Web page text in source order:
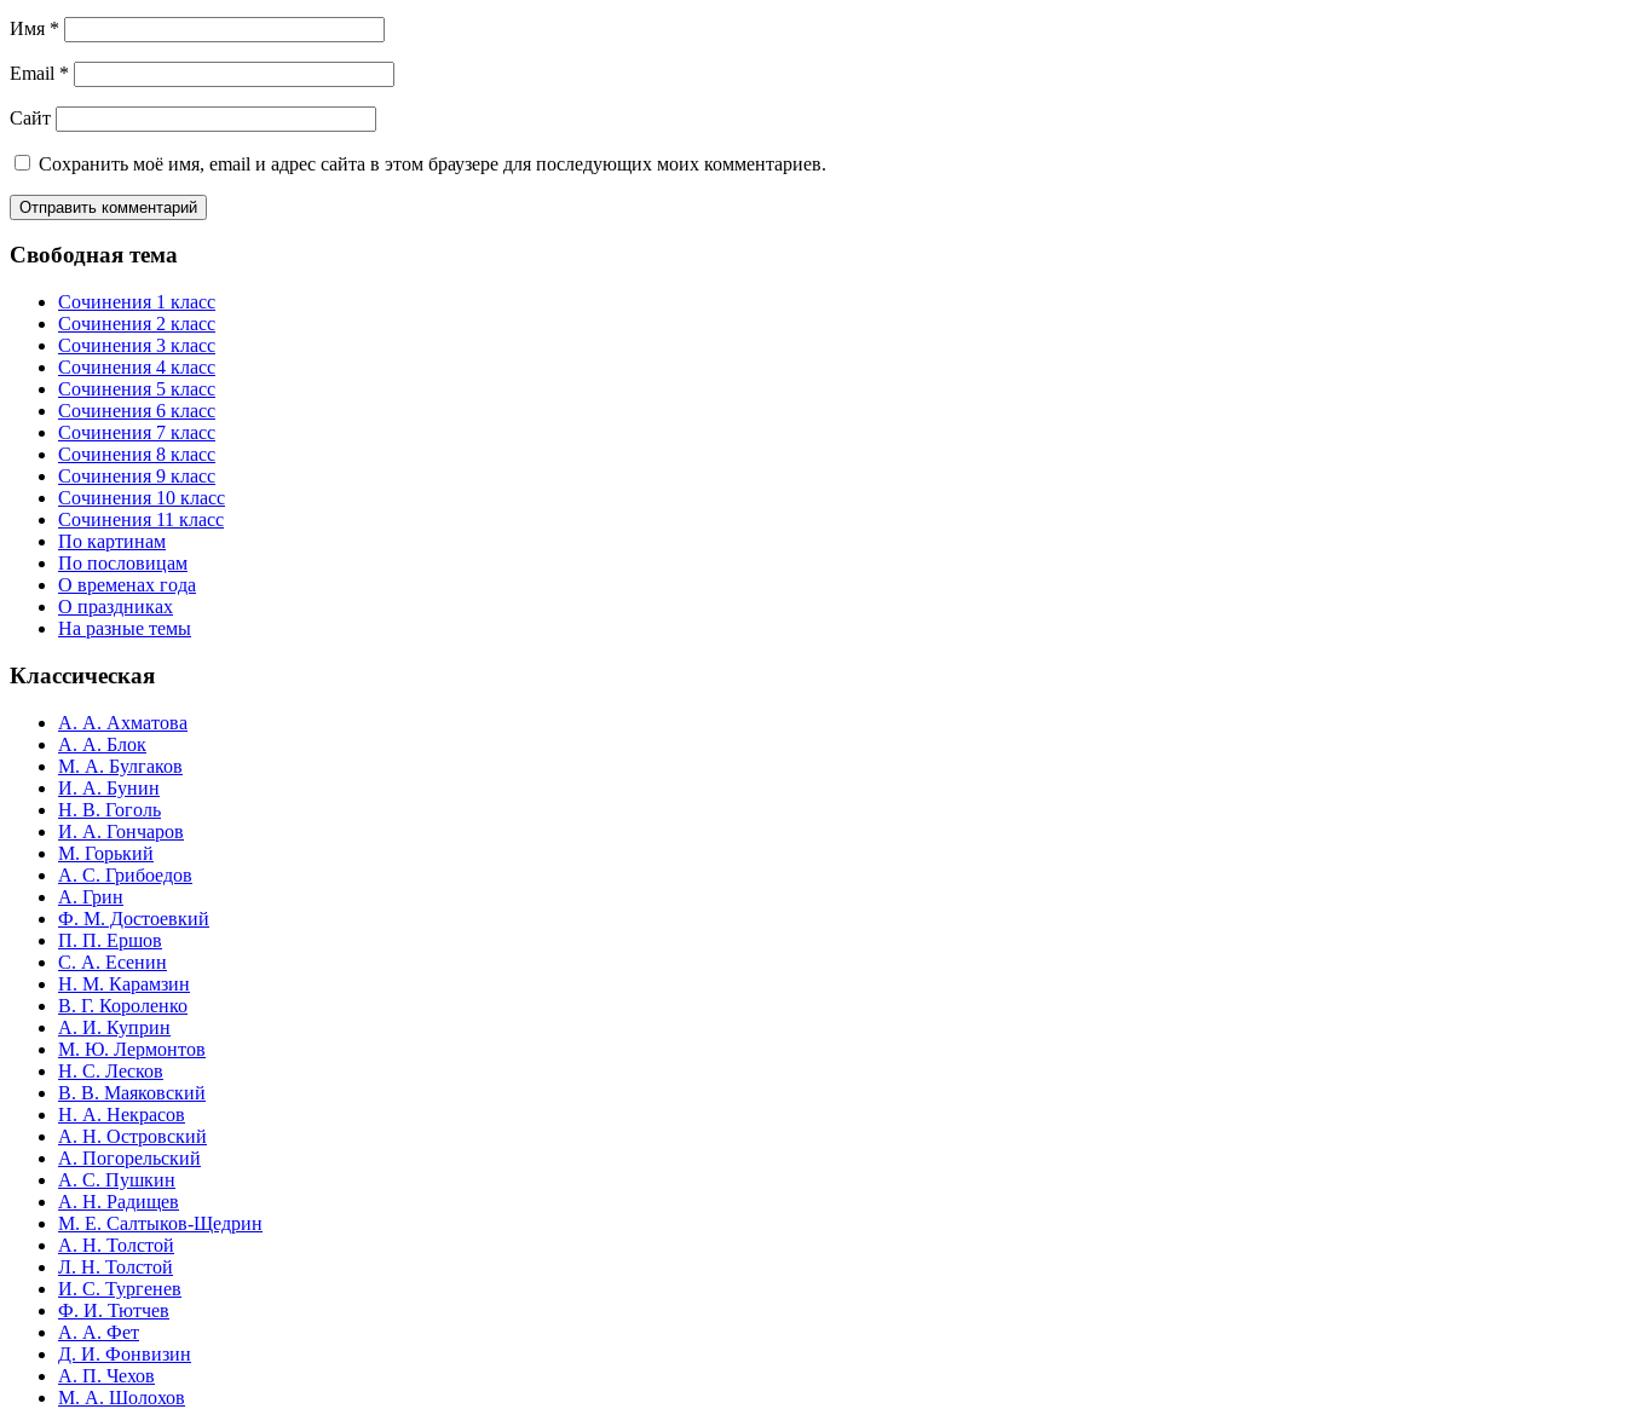
Имя *
Email *
Сайт
Сохранить моё имя, email и адрес сайта в этом браузере для последующих моих комментариев.
Свободная тема
Сочинения 1 класс
Сочинения 2 класс
Сочинения 3 класс
Сочинения 4 класс
Сочинения 5 класс
Сочинения 6 класс
Сочинения 7 класс
Сочинения 8 класс
Сочинения 9 класс
Сочинения 10 класс
Сочинения 11 класс
По картинам
По пословицам
О временах года
О праздниках
На разные темы
Классическая
А. А. Ахматова
А. А. Блок
М. А. Булгаков
И. А. Бунин
Н. В. Гоголь
И. А. Гончаров
М. Горький
А. С. Грибоедов
А. Грин
Ф. М. Достоевкий
П. П. Ершов
С. А. Есенин
Н. М. Карамзин
В. Г. Короленко
А. И. Куприн
М. Ю. Лермонтов
Н. С. Лесков
В. В. Маяковский
Н. А. Некрасов
А. Н. Островский
А. Погорельский
А. С. Пушкин
А. Н. Радищев
М. Е. Салтыков-Щедрин
А. Н. Толстой
Л. Н. Толстой
И. С. Тургенев
Ф. И. Тютчев
А. А. Фет
Д. И. Фонвизин
А. П. Чехов
М. А. Шолохов